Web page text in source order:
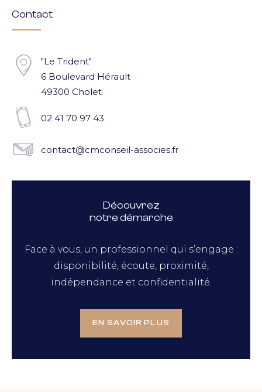
Contact
"Le Trident"
6 Boulevard Hérault
49300 Cholet
02 41 70 97 43
contact@cmconseil-associes.fr
Découvrez
notre démarche
Face à vous, un professionnel qui s’engage :
disponibilité, écoute, proximité,
indépendance et confidentialité.
EN SAVOIR PLUS